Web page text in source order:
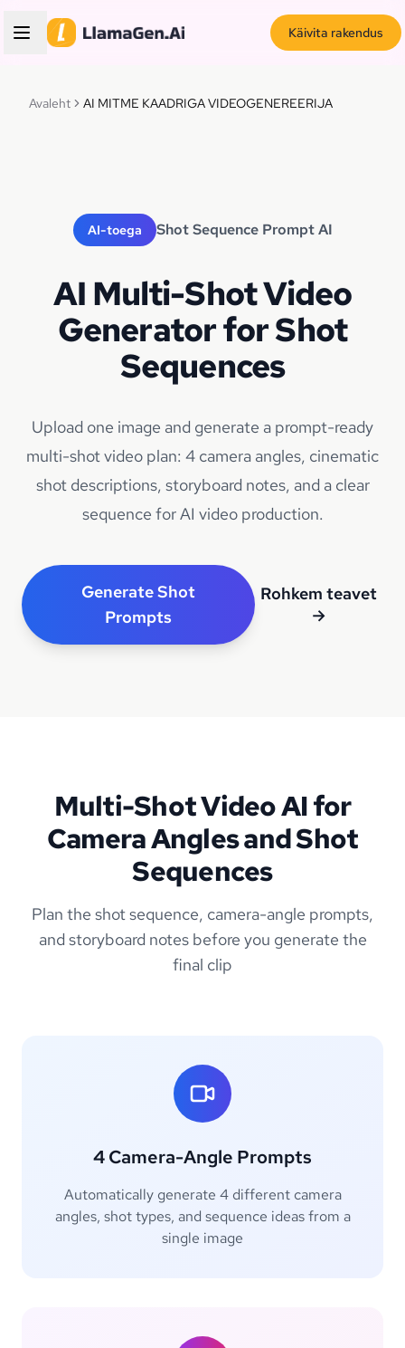
Käivita rakendus
Avaleht AI MITME KAADRIGA VIDEOGENEREERIJA
AI-toega Shot Sequence Prompt AI
AI Multi-Shot Video
Generator for Shot
Sequences
Upload one image and generate a prompt-ready
multi-shot video plan: 4 camera angles, cinematic
shot descriptions, storyboard notes, and a clear
sequence for AI video production.
Generate Shot
Prompts
Rohkem teavet
→
Multi-Shot Video AI for
Camera Angles and Shot
Sequences
Plan the shot sequence, camera-angle prompts,
and storyboard notes before you generate the
final clip
4 Camera-Angle Prompts
Automatically generate 4 different camera
angles, shot types, and sequence ideas from a
single image